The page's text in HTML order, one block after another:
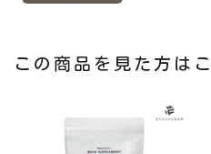
この商品を見た方は